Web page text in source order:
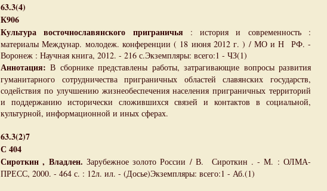
63.3(4)
К906
Культура восточнославянского приграничья
: история и современность :
материалы Междунар. молодеж. конференции ( 18 июня 2012 г. ) / МО и Н РФ. -
Воронеж : Научная книга, 2012. - 216 с.Экземпляры: всего:1 - ЧЗ(1)
Аннотация: В сборнике представлены работы, затрагивающие вопросы развития
гуманитарного сотрудничества приграничных областей славянских государств,
содействия по улучшению жизнеобеспечения населения приграничных территорий
и поддержанию исторически сложившихся связей и контактов в социальной,
культурной, информационной и иных сферах.
63.3(2)7
С 404
Сироткин , Владлен. Зарубежное золото России / В. Сироткин . - М. : ОЛМА-
ПРЕСС, 2000. - 464 с. : 12л. ил. - (Досье)Экземпляры: всего:1 - Аб.(1)